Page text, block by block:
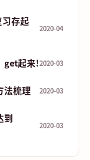
存起
2020-04
get起来!2020-03
法梳理 2020-03
到
2020-03